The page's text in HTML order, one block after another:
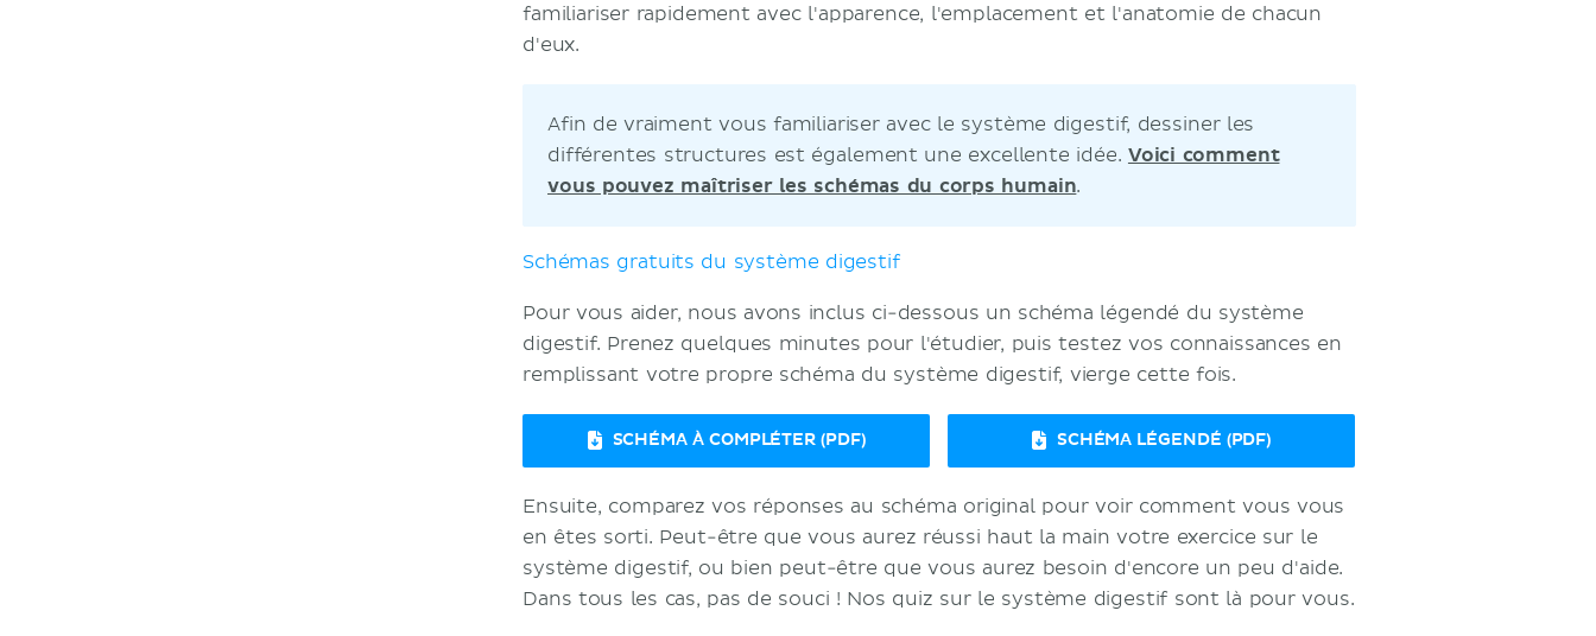
familiariser rapidement avec l'apparence, l'emplacement et l'anatomie de chacun
d'eux.
Afin de vraiment vous familiariser avec le système digestif, dessiner les
différentes structures est également une excellente idée. Voici comment
vous pouvez maîtriser les schémas du corps humain.
Schémas gratuits du système digestif
Pour vous aider, nous avons inclus ci-dessous un schéma légendé du système
digestif. Prenez quelques minutes pour l'étudier, puis testez vos connaissances en
remplissant votre propre schéma du système digestif, vierge cette fois.
SCHÉMA À COMPLÉTER (PDF) SCHÉMA LÉGENDÉ (PDF)
Ensuite, comparez vos réponses au schéma original pour voir comment vous vous
en êtes sorti. Peut-être que vous aurez réussi haut la main votre exercice sur le
système digestif, ou bien peut-être que vous aurez besoin d'encore un peu d'aide.
Dans tous les cas, pas de souci ! Nos quiz sur le système digestif sont là pour vous.